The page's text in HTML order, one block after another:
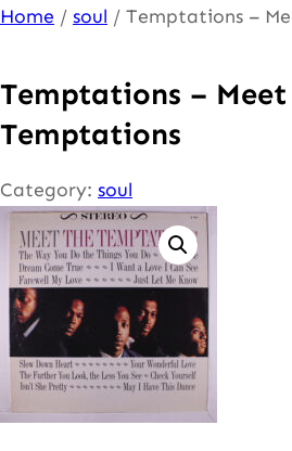
Ga
de
inhoud
Home / soul / Temptations –
Temptations – Meet
Temptations
Category: soul